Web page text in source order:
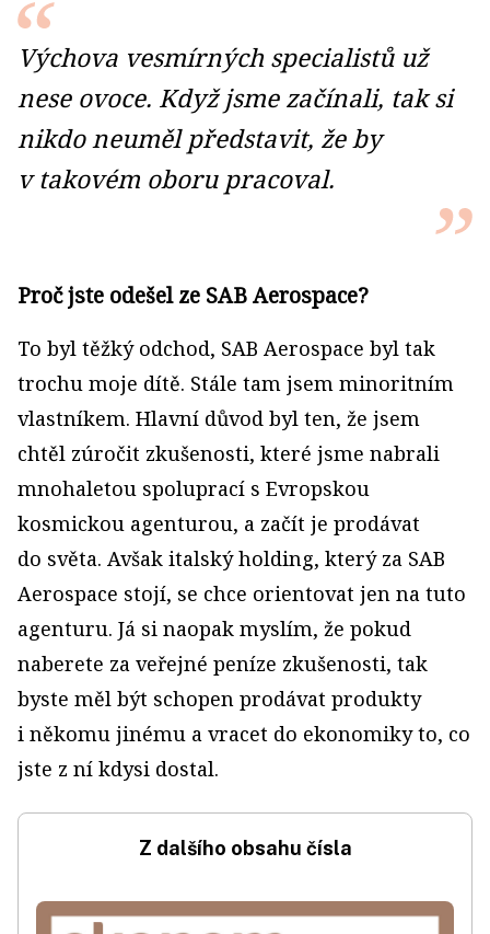
Výchova vesmírných specialistů už
nese ovoce. Když jsme začínali, tak si
nikdo neuměl představit, že by
v takovém oboru pracoval.
Proč jste odešel ze SAB Aerospace?
To byl těžký odchod, SAB Aerospace byl tak
trochu moje dítě. Stále tam jsem minoritním
vlastníkem. Hlavní důvod byl ten, že jsem
chtěl zúročit zkušenosti, které jsme nabrali
mnohaletou spoluprací s Evropskou
kosmickou agenturou, a začít je prodávat
do světa. Avšak italský holding, který za SAB
Aerospace stojí, se chce orientovat jen na tuto
agenturu. Já si naopak myslím, že pokud
naberete za veřejné peníze zkušenosti, tak
byste měl být schopen prodávat produkty
i někomu jinému a vracet do ekonomiky to, co
jste z ní kdysi dostal.
Z dalšího obsahu čísla